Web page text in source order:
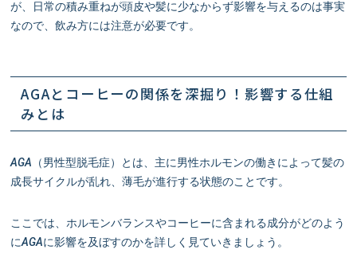
が、日常の積み重ねが頭皮や髪に少なからず影響を与えるのは事実
なので、飲み方には注意が必要です。
AGAとコーヒーの関係を深掘り！影響する仕組
みとは
AGA（男性型脱毛症）とは、主に男性ホルモンの働きによって髪の
成長サイクルが乱れ、薄毛が進行する状態のことです。
ここでは、ホルモンバランスやコーヒーに含まれる成分がどのよう
にAGAに影響を及ぼすのかを詳しく見ていきましょう。